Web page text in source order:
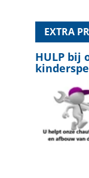
EXTRA
HULP bij